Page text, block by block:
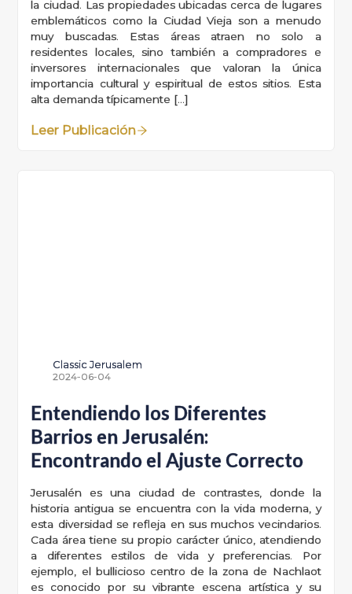
la ciudad. Las propiedades ubicadas cerca de lugares
emblemáticos como la Ciudad Vieja son a menudo
muy buscadas. Estas áreas atraen no solo a
residentes locales, sino también a compradores e
inversores internacionales que valoran la única
importancia cultural y espiritual de estos sitios. Esta
alta demanda típicamente […]
Leer Publicación
Classic Jerusalem
2024-06-04
Entendiendo los Diferentes
Barrios en Jerusalén:
Encontrando el Ajuste Correcto
Jerusalén es una ciudad de contrastes, donde la
historia antigua se encuentra con la vida moderna, y
esta diversidad se refleja en sus muchos vecindarios.
Cada área tiene su propio carácter único, atendiendo
a diferentes estilos de vida y preferencias. Por
ejemplo, el bullicioso centro de la zona de Nachlaot
es conocido por su vibrante escena artística y su